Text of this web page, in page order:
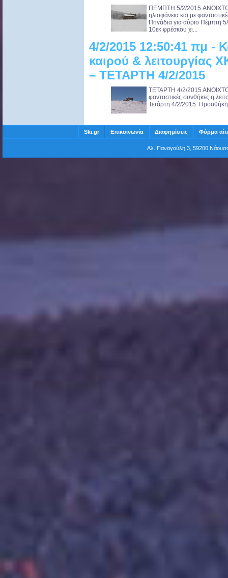
ΠΕΜΠΤΗ 5/2/2015
ηλιοφάνεια και με
Πηγάδια για αύριο Πέμπτη
10εκ φρέσκου χι...
4/2/2015 12:50:41 πμ -
καιρού &
– ΤΕΤΑΡΤΗ 4/2/2015
ΤΕΤΑΡΤΗ 4/2/2015 ΑΝΟΙΧΤΟ
φανταστικές συνθήκες η
Τετάρτη 4/2/2015.
Ski.gr Επικοινωνία Διαφημίσεις Φόρμα
Αλ. Παναγούλη 3, 59200